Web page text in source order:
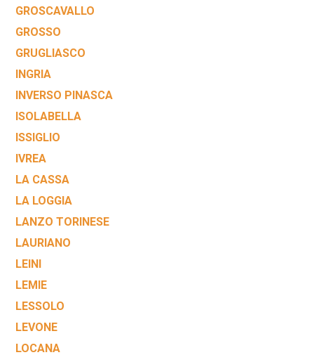
GROSCAVALLO
GROSSO
GRUGLIASCO
INGRIA
INVERSO PINASCA
ISOLABELLA
ISSIGLIO
IVREA
LA CASSA
LA LOGGIA
LANZO TORINESE
LAURIANO
LEINI
LEMIE
LESSOLO
LEVONE
LOCANA